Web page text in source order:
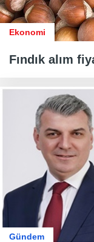
Ekonomi
Fındık alım
Gündem